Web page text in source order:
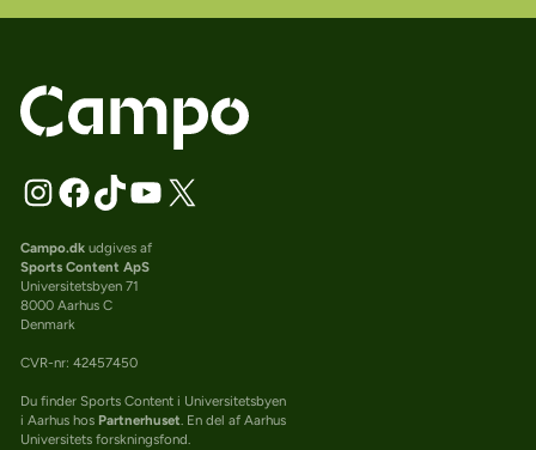
Campo.dkudgives af
Sports Content ApS
Universitetsbyen 71
8000 Aarhus C
Denmark
CVR-nr: 42457450
Du finder Sports Content i Universitetsbyen
i Aarhus hos Partnerhuset. En del af Aarhus
Universitets forskningsfond.